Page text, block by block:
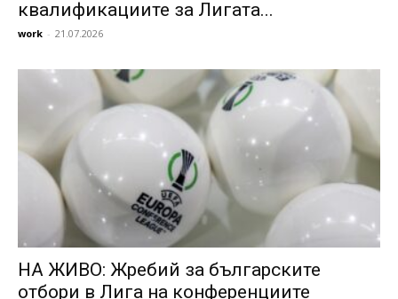
квалификациите за Лигата...
work - 21.07.2026
НА ЖИВО: Жребий за българските
отбори в Лига на конференциите